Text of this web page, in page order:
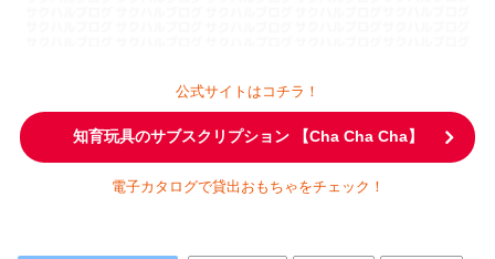
公式サイトはコチラ！
知育玩具のサブスクリプション 【Cha Cha Cha】
電子カタログで貸出おもちゃをチェック！